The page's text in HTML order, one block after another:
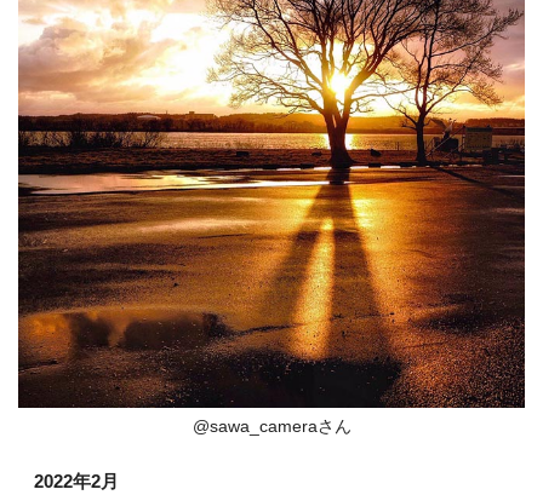
@sawa_cameraさん
2022年2月